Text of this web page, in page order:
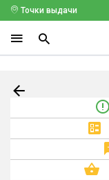
Точки выдачи